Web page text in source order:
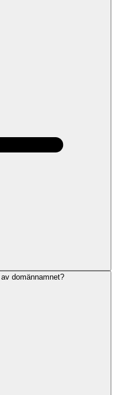
domännamnet?